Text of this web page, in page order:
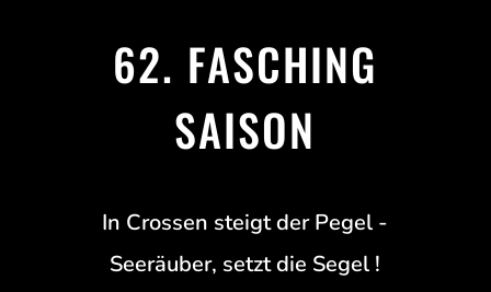
62. FASCHING
SAISON
In Crossen steigt der Pegel -
Seeräuber, setzt die Segel !